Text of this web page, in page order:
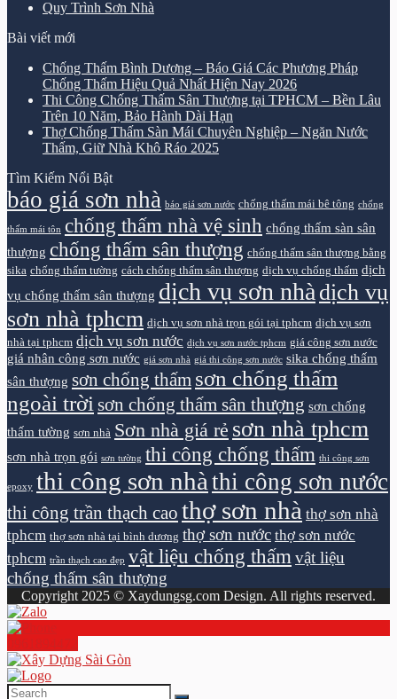
Quy Trình Sơn Nhà
Bài viết mới
Chống Thấm Bình Dương – Báo Giá Các Phương Pháp
Chống Thấm Hiệu Quả Nhất Hiện Nay 2026
Thi Công Chống Thấm Sân Thượng tại TPHCM – Bền Lâu
Trên 10 Năm, Bảo Hành Dài Hạn
Thợ Chống Thấm Sàn Mái Chuyên Nghiệp – Ngăn Nước
Thấm, Giữ Nhà Khô Ráo 2025
Tìm Kiếm Nổi Bật
báo giá sơn nhà báo giá sơn nước chống thấm mái bê tông chống
thấm mái tôn chống thấm nhà vệ sinh chống thấm sàn sân
thượng chống thấm sân thượng chống thấm sân thượng bằng
sika chống thấm tường cách chống thấm sân thượng dịch vụ chống thấm dịch
vụ chống thấm sân thượng dịch vụ sơn nhà dịch vụ
sơn nhà tphcm dịch vụ sơn nhà trọn gói tại tphcm dịch vụ sơn
nhà tại tphcm dịch vụ sơn nước dịch vụ sơn nước tphcm giá công sơn nước
giá nhân công sơn nước giá sơn nhà giá thi công sơn nước sika chống thấm
sân thượng sơn chống thấm sơn chống thấm
ngoài trời sơn chống thấm sân thượng sơn chống
thấm tường sơn nhà Sơn nhà giá rẻ sơn nhà tphcm
sơn nhà trọn gói sơn tường thi công chống thấm thi công sơn
epoxy thi công sơn nhà thi công sơn nước
thi công trần thạch cao thợ sơn nhà thợ sơn nhà
tphcm thợ sơn nhà tại bình dương thợ sơn nước thợ sơn nước
tphcm trần thạch cao đẹp vật liệu chống thấm vật liệu
chống thấm sân thượng
Copyright 2025 © Xaydungsg.com Design. All rights reserved.